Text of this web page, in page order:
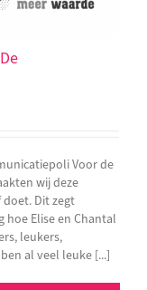
Voor de
wij deze
Dit zegt
hoe Elise en Chantal
leukers,
al veel leuke [...]